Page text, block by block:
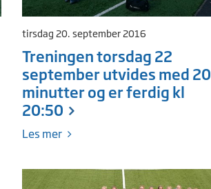
tirsdag 20. september 2016
Treningen torsdag 22
september utvides med 20
minutter og er ferdig kl
20:50
Les mer